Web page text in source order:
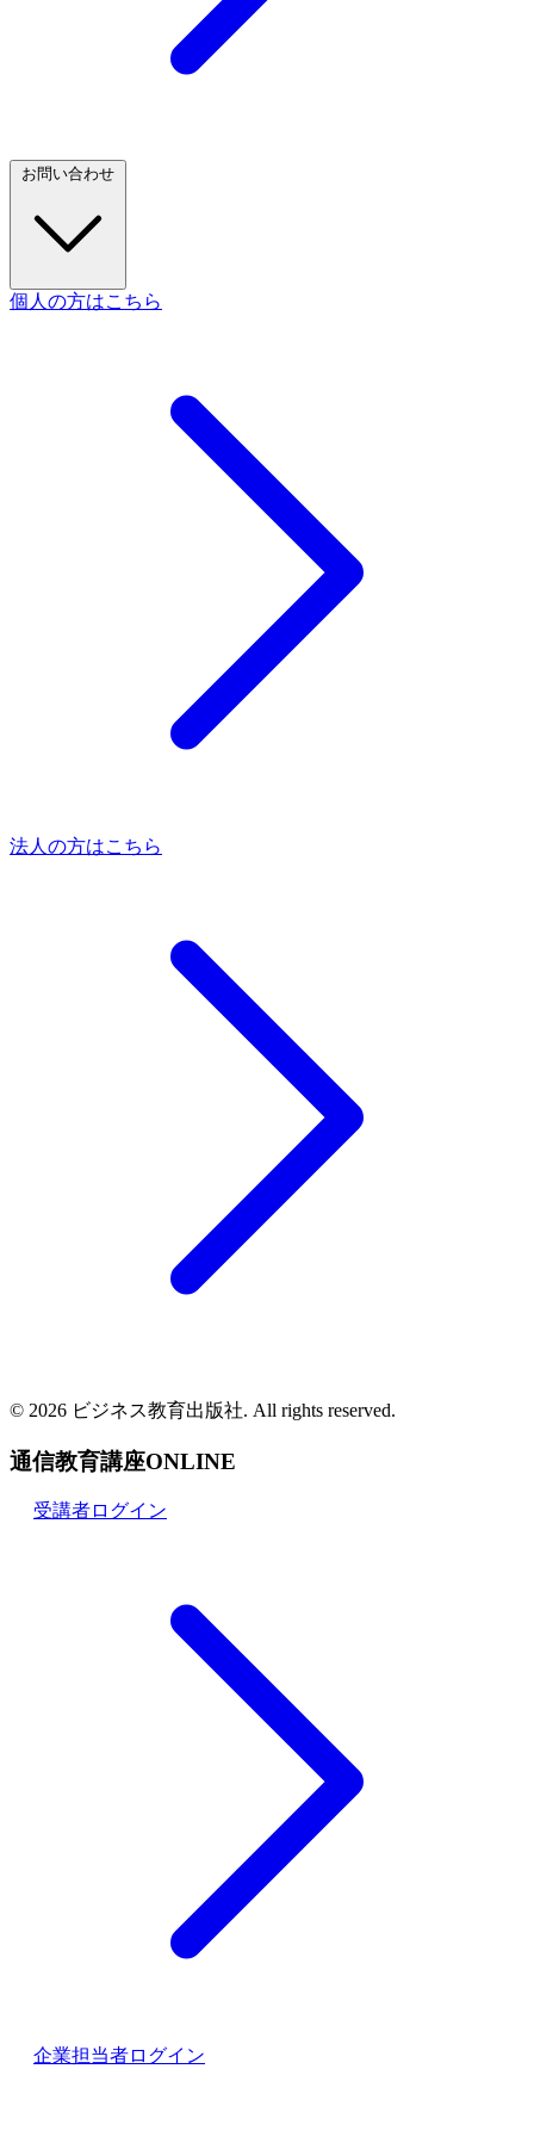
お問い合わせ
個人の方はこちら
法人の方はこちら
© 2026 ビジネス教育出版社. All rights reserved.
通信教育講座ONLINE
受講者ログイン
企業担当者ログイン